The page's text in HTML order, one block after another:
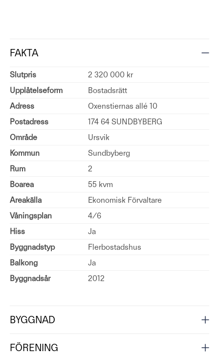
FAKTA
Slutpris
2 320 000 kr
Upplåtelseform
Bostadsrätt
Adress
Oxenstiernas allé 10
Postadress
174 64 SUNDBYBERG
Område
Ursvik
Kommun
Sundbyberg
Rum
2
Boarea
55 kvm
Areakälla
Ekonomisk Förvaltare
Våningsplan
4/6
Hiss
Ja
Byggnadstyp
Flerbostadshus
Balkong
Ja
Byggnadsår
2012
BYGGNAD
FÖRENING